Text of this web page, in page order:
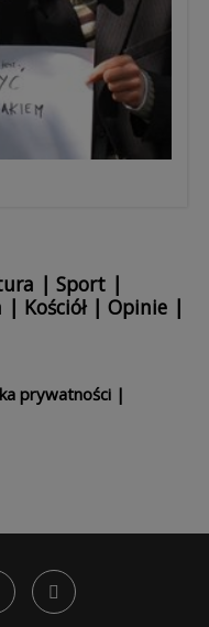
| Sport |
| Kościół| Opinie |
prywatności |